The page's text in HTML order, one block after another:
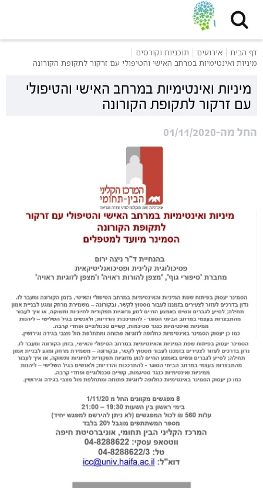
דף הבית אירועים
תוכניות וקורסים
מיניות ואינטימיות במרחב האישי והטיפולי עם זרקור לתקופת הקורונה
מיניות ואינטימיות במרחב האישי והטיפולי
עם זרקור לתקופת הקורונה
החל מה-01/11/2020